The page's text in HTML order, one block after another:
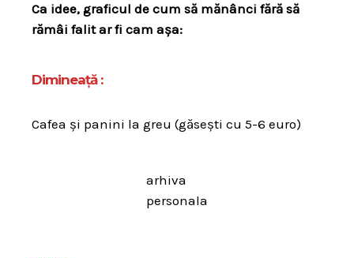
Ca idee, graficul de cum să mănânci fără să
rămâi falit ar fi cam așa:
Dimineață :
Cafea și panini la greu (găsești cu 5-6 euro)
arhiva
personala